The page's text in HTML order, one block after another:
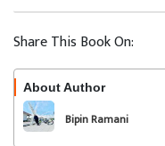
Share This Book On:
About Author
Bipin Ramani